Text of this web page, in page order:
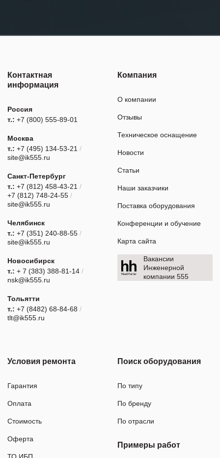
Контактная
информация
Россия
т.: +7 (800) 555-89-01
Москва
т.: +7 (495) 134-53-21 /
site@ik555.ru
Санкт-Петербург
т.: +7 (812) 458-43-21 /
+7 (812) 748-24-55 /
site@ik555.ru
Челябинск
т.: +7 (351) 240-88-55 /
site@ik555.ru
Новосибирск
т.: + 7 (383) 388-81-14 /
nsk@ik555.ru
Тольятти
т.: +7 (8482) 68-84-68 /
tlt@ik555.ru
Компания
О компании
Отзывы
Техническое оснащение
Новости
Статьи
Наши заказчики
Поставка оборудования
Конференции и обучение
Карта сайта
Вакансии
Инженерной
компании 555
Условия ремонта
Гарантия
Оплата
Стоимость
Оферта
ТО ИБП
Поиск оборудования
По типу
По бренду
По отрасли
Примеры работ